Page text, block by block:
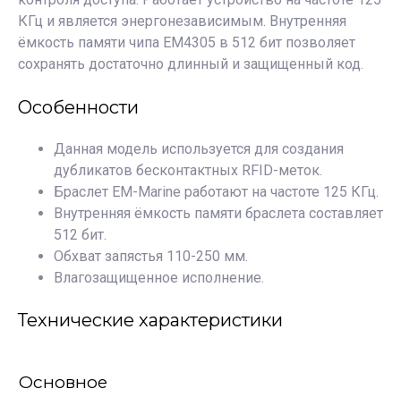
КГц и является энергонезависимым. Внутренняя
ёмкость памяти чипа EM4305 в 512 бит позволяет
сохранять достаточно длинный и защищенный код.
Особенности
Данная модель используется для создания
дубликатов бесконтактных RFID-меток.
Браслет EM-Marine работают на частоте 125 КГц.
Внутренняя ёмкость памяти браслета составляет
512 бит.
Обхват запястья 110-250 мм.
Влагозащищенное исполнение.
Технические характеристики
Основное